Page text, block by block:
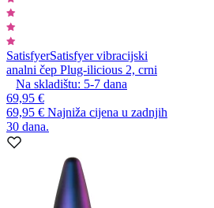
SatisfyerSatisfyer vibracijski
analni čep Plug-ilicious 2, crni
Na skladištu: 5-7 dana
69,95 €
69,95 € Najniža cijena u zadnjih
30 dana.